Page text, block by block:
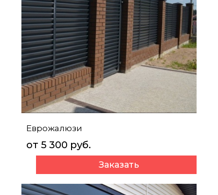
Еврожалюзи
от 5 300 руб.
Заказать